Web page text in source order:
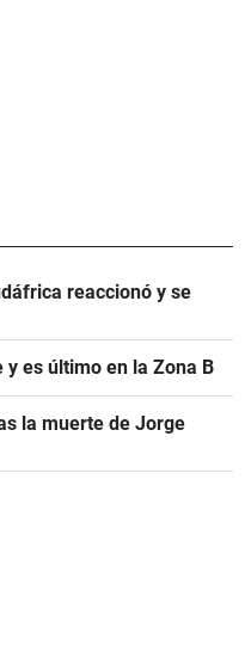
reaccionó y se
es último en la Zona B
la muerte de Jorge